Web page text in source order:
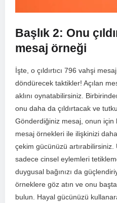
Başlık 2: Onu
mesaj örneği
İşte, o çıldırtıcı 796⁢ vahşi
döndürecek taktikler! Açılan
aklını ⁢oynatabilirsiniz.
onu daha da çıldırtacak ve
Gönderdiğiniz mesaj, onun için
mesaj örnekleri ile ilişkinizi
çekim gücünüzü artırabilirsiniz.
sadece cinsel eylemleri
duygusal bağınızı da
örneklere göz atın ve onu
bulun. ⁤Hayal gücünüzü